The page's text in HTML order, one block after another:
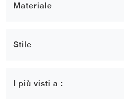
Materiale
Stile
I più visti a :